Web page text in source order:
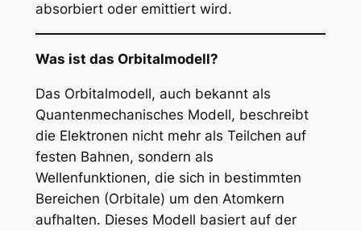
absorbiert oder emittiert wird.
Was ist das Orbitalmodell?
Das Orbitalmodell, auch bekannt als
Quantenmechanisches Modell, beschreibt
die Elektronen nicht mehr als Teilchen auf
festen Bahnen, sondern als
Wellenfunktionen, die sich in bestimmten
Bereichen (Orbitale) um den Atomkern
aufhalten. Dieses Modell basiert auf der